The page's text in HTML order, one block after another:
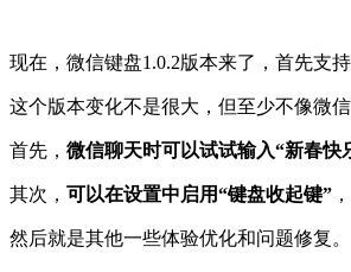
现在，微信键盘1.0.2版本来了，首先支
这个版本变化不是很大，但至少不像微
首先， 微信聊天时可以试试输入“新春快
其次， 可以在设置中启用“键盘收起键”
然后就是其他一些体验优化和问题修复。